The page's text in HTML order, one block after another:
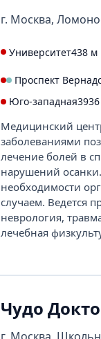
г. Москва,
Университет438 м
Проспект
Юго-западная
Медицинский
заболеваниями
лечение болей в
нарушений
необходимости
случаем. Ведется
неврология,
лечебная
Чудо